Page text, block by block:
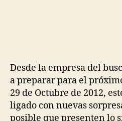
Desde la empresa del
a preparar para el
29 de Octubre de 2012,
ligado con nuevas
posible que presenten lo